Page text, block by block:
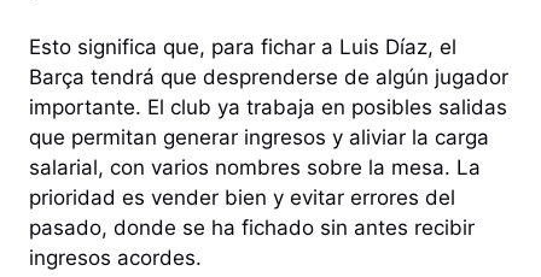
Esto significa que, para fichar a Luis Díaz, el
Barça tendrá que desprenderse de algún jugador
importante. El club ya trabaja en posibles salidas
que permitan generar ingresos y aliviar la carga
salarial, con varios nombres sobre la mesa. La
prioridad es vender bien y evitar errores del
pasado, donde se ha fichado sin antes recibir
ingresos acordes.